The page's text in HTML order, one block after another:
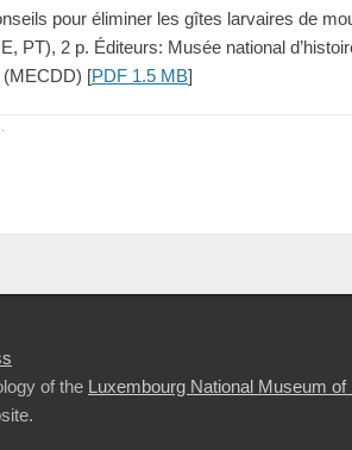
pour éliminer les gîtes larvaires de
PT), 2 p. Éditeurs: Musée national
(MECDD) [PDF 1.5 MB]
of the Luxembourg National Museum of